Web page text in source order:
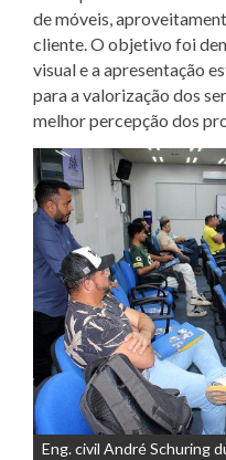
de móveis,
cliente. O objetivo foi
visual e a apresentação
para a valorização dos
melhor percepção dos
Eng. civil André Schuring